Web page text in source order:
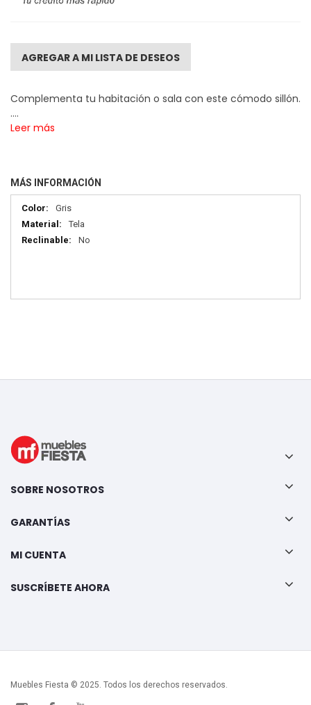
AGREGAR A MI LISTA DE DESEOS
Complementa tu habitación o sala con este cómodo sillón.
....
Leer más
MÁS INFORMACIÓN
Más
información
Gris
Tela
No
SOBRE NOSOTROS
GARANTÍAS
MI CUENTA
SUSCRÍBETE AHORA
Muebles Fiesta © 2025. Todos los derechos reservados.